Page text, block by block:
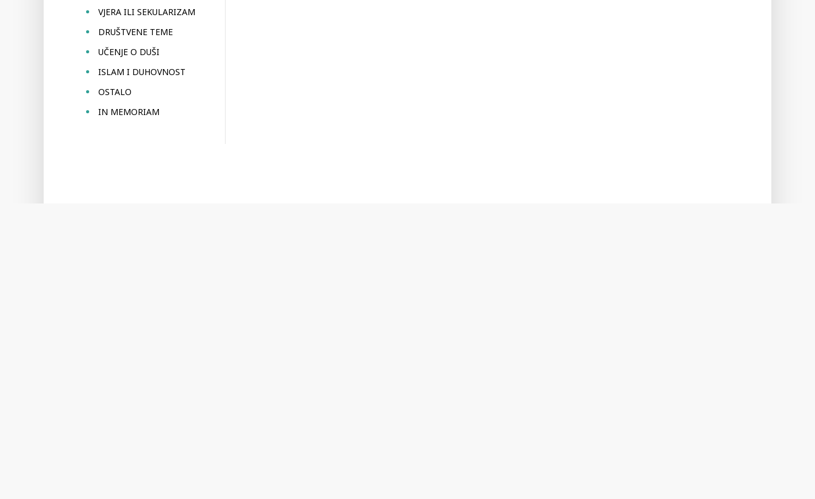
VJERA ILI SEKULARIZAM
DRUŠTVENE TEME
UČENJE O DUŠI
ISLAM I DUHOVNOST
OSTALO
IN MEMORIAM